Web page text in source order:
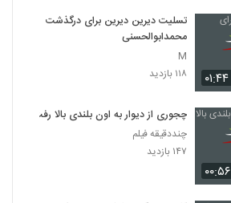
۰۱:۴۴
تسلیت دیرین دیرین برای درگذشت
محمدابوالحسنی
M
۱۱۸ بازدید
۰۰:۵۶
چجوری از دیوار به اون بلندی بالا رفت
چنددقیقه فیلم
۱۴۷ بازدید